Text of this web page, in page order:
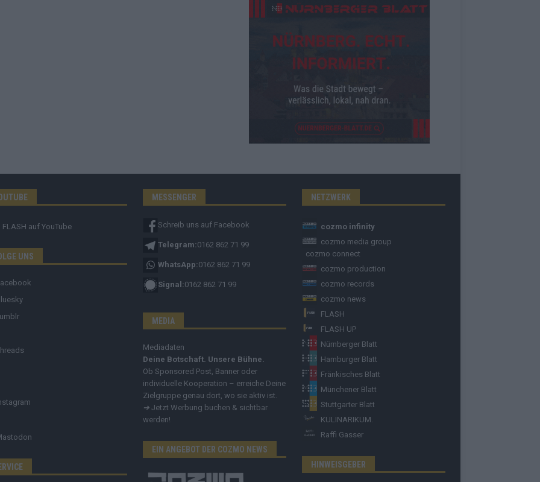
FLASH auf YouTube
UNS
MESSENGER
Schreib uns auf Facebook
Telegram:0162 862 71 99
WhatsApp:0162 862 71 99
Signal:0162 862 71 99
MEDIA
Mediadaten
Deine Botschaft. Unsere Bühne.
Ob Sponsored Post, Banner oder
individuelle Kooperation – erreiche Deine
Zielgruppe genau dort, wo sie aktiv ist.
➔ Jetzt Werbung buchen & sichtbar
werden!
EIN ANGEBOT DER COZMO NEWS
NETZWERK
cozmo infinity
cozmo media group
cozmo connect
cozmo production
cozmo records
cozmo news
FLASH
FLASH UP
Nürnberger Blatt
Hamburger Blatt
Fränkisches Blatt
Münchener Blatt
Stuttgarter Blatt
KULINARIKUM.
Raffi Gasser
HINWEISGEBER